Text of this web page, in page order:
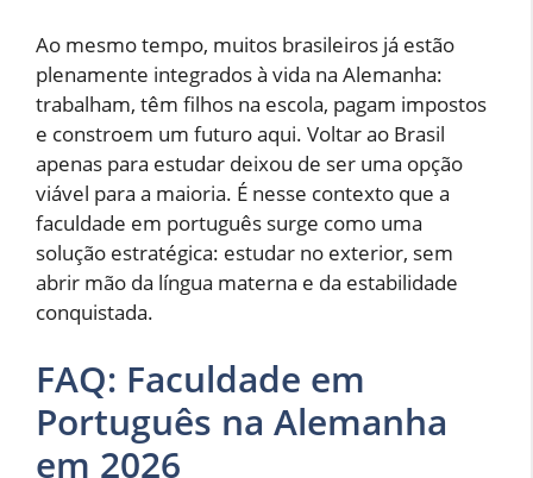
Ao mesmo tempo, muitos brasileiros já estão
plenamente integrados à vida na Alemanha:
trabalham, têm filhos na escola, pagam impostos
e constroem um futuro aqui. Voltar ao Brasil
apenas para estudar deixou de ser uma opção
viável para a maioria. É nesse contexto que a
faculdade em português surge como uma
solução estratégica: estudar no exterior, sem
abrir mão da língua materna e da estabilidade
conquistada.
FAQ: Faculdade em
Português na Alemanha
em 2026